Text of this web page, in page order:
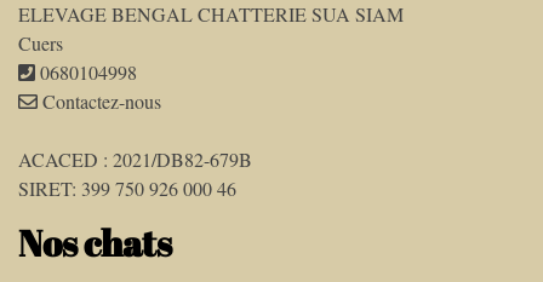
ELEVAGE BENGAL CHATTERIE SUA SIAM
Cuers
0680104998
Contactez-nous
ACACED : 2021/DB82-679B
SIRET: 399 750 926 000 46
Nos chats